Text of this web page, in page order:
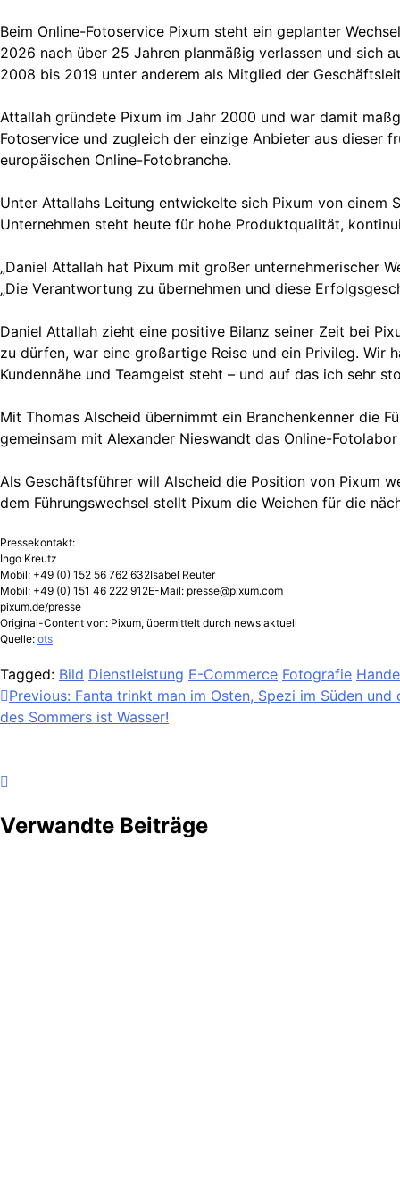
Beim Online-Fotoservice Pixum steht ein geplanter
2026 nach über 25 Jahren planmäßig verlassen und sich
2008 bis 2019 unter anderem als Mitglied der
Attallah gründete Pixum im Jahr 2000 und war damit
Fotoservice und zugleich der einzige Anbieter aus dieser
europäischen Online-Fotobranche.
Unter Attallahs Leitung entwickelte sich Pixum von einem
Unternehmen steht heute für hohe Produktqualität,
„Daniel Attallah hat Pixum mit großer unternehmerischer
„Die Verantwortung zu übernehmen und diese
Daniel Attallah zieht eine positive Bilanz seiner Zeit bei
zu dürfen, war eine großartige Reise und ein Privileg. Wir
Kundennähe und Teamgeist steht – und auf das ich sehr
Mit Thomas Alscheid übernimmt ein Branchenkenner die
gemeinsam mit Alexander Nieswandt das Online-
Als Geschäftsführer will Alscheid die Position von Pixum
dem Führungswechsel stellt Pixum die Weichen für die
Pressekontakt:
Ingo Kreutz
Mobil: +49 (0) 152 56 762 632Isabel Reuter
Mobil: +49 (0) 151 46 222 912E-Mail: presse@pixum.com
pixum.de/presse
Original-Content von: Pixum, übermittelt durch news aktuell
Quelle: ots
Tagged: Bild Dienstleistung E-Commerce Fotografie
Beitragsnavigation
Previous: Fanta trinkt man im Osten, Spezi im Süden
des Sommers ist Wasser!
Verwandte Beiträge